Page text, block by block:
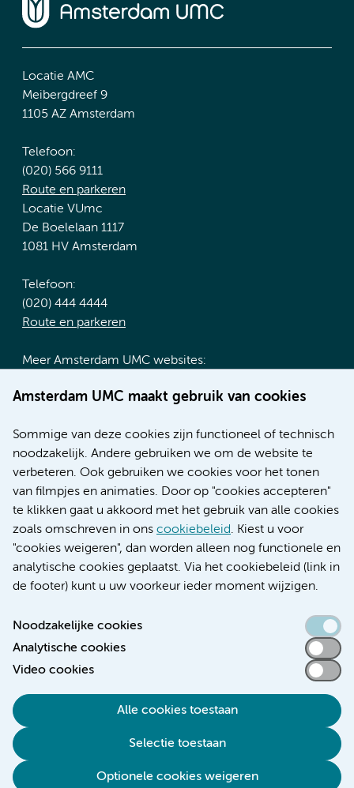
Amsterdam UMC maakt gebruik van cookies
Sommige van deze cookies zijn functioneel of technisch
noodzakelijk. Andere gebruiken we om de website te
verbeteren. Ook gebruiken we cookies voor het tonen
van filmpjes en animaties. Door op "cookies accepteren"
te klikken gaat u akkoord met het gebruik van alle cookies
zoals omschreven in ons cookiebeleid. Kiest u voor
"cookies weigeren", dan worden alleen nog functionele en
analytische cookies geplaatst. Via het cookiebeleid (link in
de footer) kunt u uw voorkeur ieder moment wijzigen.
Noodzakelijke cookies
Analytische cookies
Video cookies
Alle cookies toestaan
Selectie toestaan
Optionele cookies weigeren
Locatie AMC
Meibergdreef 9
1105 AZ Amsterdam
Telefoon:
(020) 566 9111
Route en parkeren
Locatie VUmc
De Boelelaan 1117
1081 HV Amsterdam
Telefoon:
(020) 444 4444
Route en parkeren
Meer Amsterdam UMC websites:
Werken bij Amsterdam UMC
Nieuws
Research
Educatie locatie AMC
Educatie locatie VUmc
Verwijzen & diagnostiek
Toegankelijkheidsverklaring
Responsible disclosure